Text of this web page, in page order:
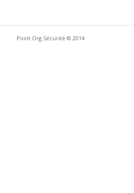
Point Org Sécurité © 2014